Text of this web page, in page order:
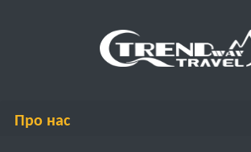
Про нас